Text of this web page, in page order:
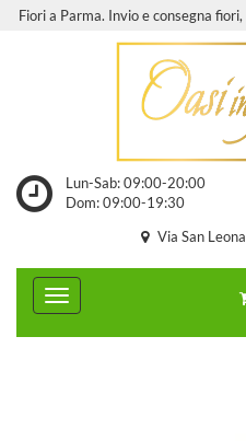
Fiori a Parma. Invio e consegna
Lun-Sab: 09:00-20:00
Dom: 09:00-19:30
Via San